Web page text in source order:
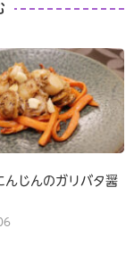
んじんのガリバタ醤